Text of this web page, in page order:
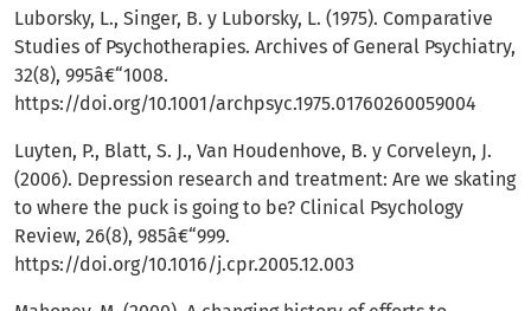
Luborsky, L., Singer, B. y Luborsky, L. (1975). Comparative
Studies of Psychotherapies. Archives of General Psychiatry,
32(8), 995â€“1008.
https://doi.org/10.1001/archpsyc.1975.01760260059004
Luyten, P., Blatt, S. J., Van Houdenhove, B. y Corveleyn, J.
(2006). Depression research and treatment: Are we skating
to where the puck is going to be? Clinical Psychology
Review, 26(8), 985â€“999.
https://doi.org/10.1016/j.cpr.2005.12.003